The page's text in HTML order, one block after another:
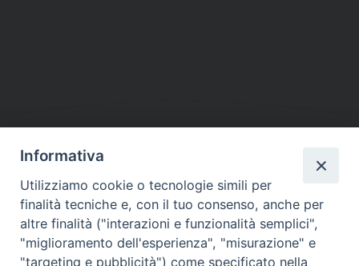
DIOCESI SUBURBICARIA DI ALBANO
Contatti:Tel.: 06.93268401 - Fax.: 06.9323844
E-mail:curia@diocesidialbano.it
Orari: dal Lunedì al Venerdì Ore: 9:00 - 13:00
Informativa
Utilizziamo cookie o tecnologie simili per
finalità tecniche e, con il tuo consenso, anche per
altre finalità ("interazioni e funzionalità semplici",
"miglioramento dell'esperienza", "misurazione" e
"targeting e pubblicità") come specificato nella